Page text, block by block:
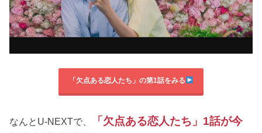
「欠点ある恋人たち」の第1話をみる
なんとU-NEXTで、
「欠点ある恋人たち」1話が今